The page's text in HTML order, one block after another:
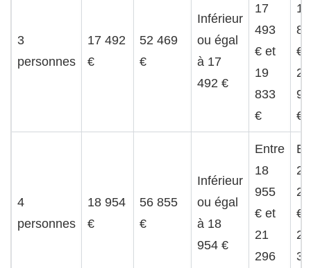
3
personnes
17 492
€
52 469
€
Inférieur
ou égal
à 17
492 €
17
493
€ et
19
833
€
19
€
23
€
4
personnes
18 954
€
56 855
€
Inférieur
ou égal
à 18
954 €
Entre
18
955
€ et
21
296
21
€
25